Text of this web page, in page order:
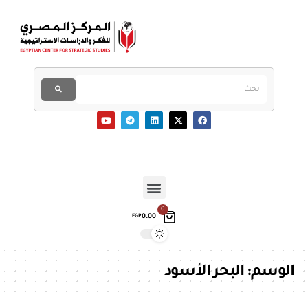
0
EGP0.00
الوسم:البحر الأسود